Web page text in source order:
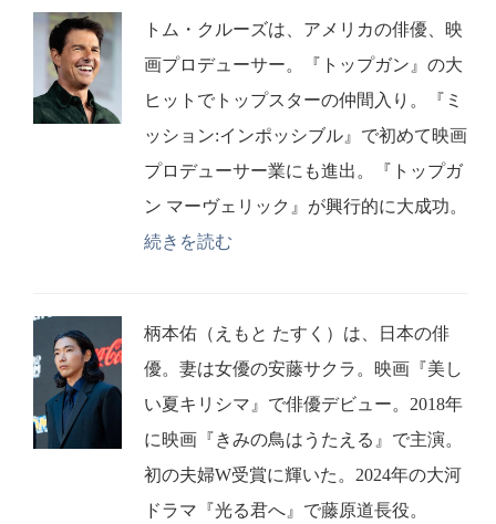
トム・クルーズは、アメリカの俳優、映
画プロデューサー。『トップガン』の大
ヒットでトップスターの仲間入り。『ミ
ッション:インポッシブル』で初めて映画
プロデューサー業にも進出。『トップガ
ン マーヴェリック』が興行的に大成功。
続きを読む
柄本佑（えもと たすく）は、日本の俳
優。妻は女優の安藤サクラ。映画『美し
い夏キリシマ』で俳優デビュー。2018年
に映画『きみの鳥はうたえる』で主演。
初の夫婦W受賞に輝いた。2024年の大河
ドラマ『光る君へ』で藤原道長役。